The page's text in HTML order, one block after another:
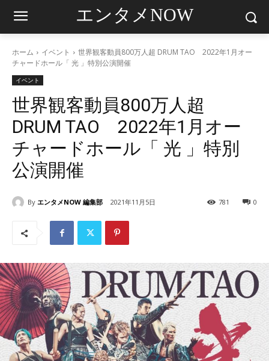
エンタメNOW
ホーム イベント
世界観客動員800万人超 DRUM TAO 2022年1月オー
チャードホール「 光 」特別公演開催
イベント
世界観客動員800万人超
DRUM TAO 2022年1月オー
チャードホール「 光 」特別
公演開催
By エンタメNOW 編集部 2021年11月5日 0
781